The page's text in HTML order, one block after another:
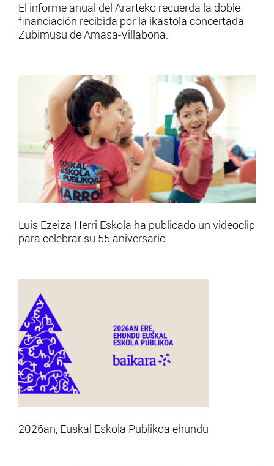
El informe anual del Ararteko recuerda la doble
financiación recibida por la ikastola concertada
Zubimusu de Amasa-Villabona.
Luis Ezeiza Herri Eskola ha publicado un videoclip
para celebrar su 55 aniversario
2026an, Euskal Eskola Publikoa ehundu